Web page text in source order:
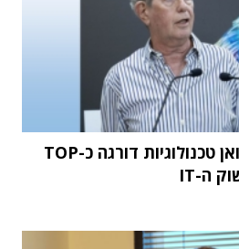
מחקר STKI השנתי: וואן טכנולוגיות דורגה כ-TOP